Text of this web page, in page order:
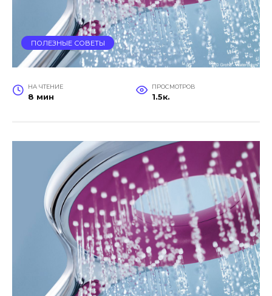
ПОЛЕЗНЫЕ СОВЕТЫ
НА ЧТЕНИЕ
8 мин
ПРОСМОТРОВ
1.5к.